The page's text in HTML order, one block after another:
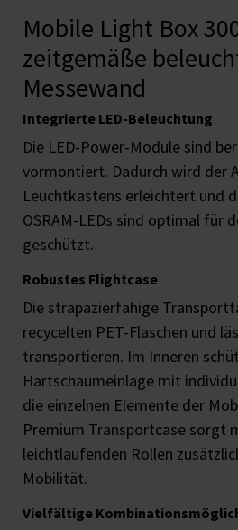
Mobile Light Box
zeitgemäße
Messewand
Integrierte LED-Beleuchtung
Die LED-Power-Module sind
vormontiert. Dadurch wird der
Leuchtkastens erleichtert und
OSRAM-LEDs sind optimal für
geschützt.
Robustes Flightcase
Die strapazierfähige
recycelten PET-Flaschen und
transportieren. Im Inneren
Hartschaumeinlage mit
die einzelnen Elemente der
Premium Transportcase sorgt
leichtlaufenden Rollen
Mobilität.
Vielfältige